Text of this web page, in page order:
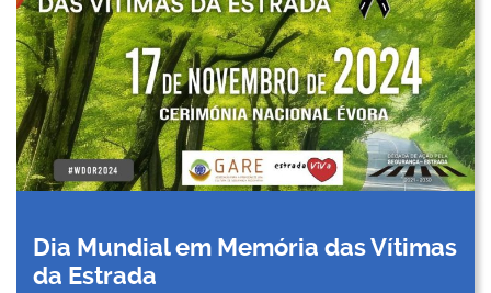
Dia Mundial em Memória das Vítimas
da Estrada